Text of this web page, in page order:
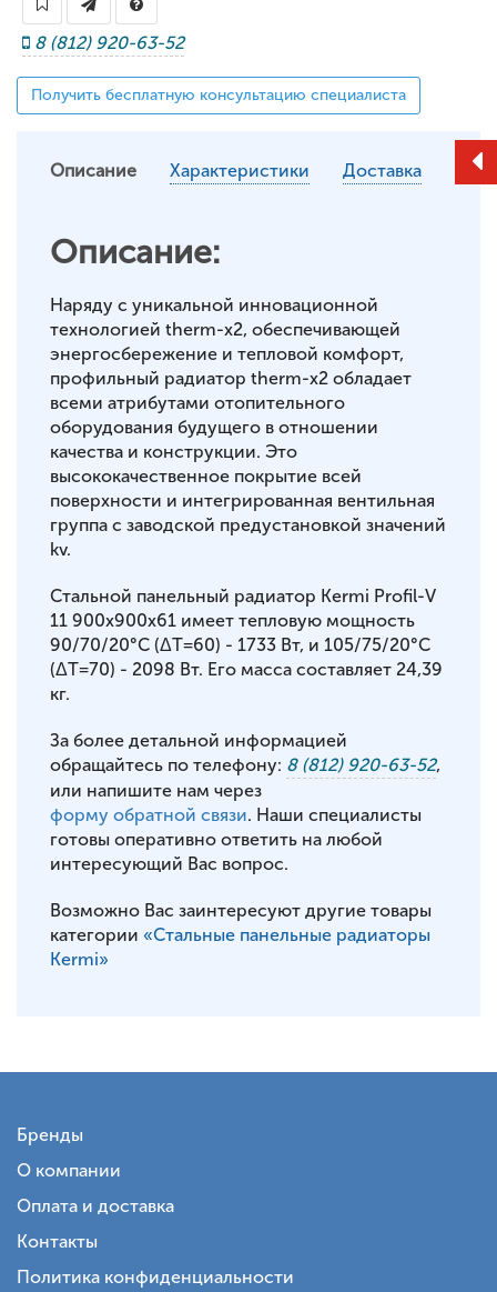
8 (812) 920-63-52
Получить бесплатную консультацию специалиста
Описание Характеристики Доставка
Описание:
Наряду с уникальной инновационной
технологией therm-x2, обеспечивающей
энергосбережение и тепловой комфорт,
профильный радиатор therm-x2 обладает
всеми атрибутами отопительного
оборудования будущего в отношении
качества и конструкции. Это
высококачественное покрытие всей
поверхности и интегрированная вентильная
группа с заводской предустановкой значений
kv.
Стальной панельный радиатор Kermi Profil-V
11 900x900x61 имеет тепловую мощность
90/70/20°С (ΔT=60) - 1733 Вт, и 105/75/20°С
(ΔT=70) - 2098 Вт. Его масса составляет 24,39
кг.
За более детальной информацией
обращайтесь по телефону: 8 (812) 920-63-52,
или напишите нам через
форму обратной связи. Наши специалисты
готовы оперативно ответить на любой
интересующий Вас вопрос.
Возможно Вас заинтересуют другие товары
категории «Стальные панельные радиаторы
Kermi»
Бренды
О компании
Оплата и доставка
Контакты
Политика конфиденциальности